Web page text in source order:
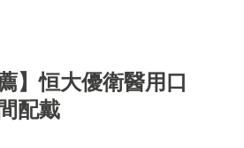
】恒大優衛醫用口
配戴